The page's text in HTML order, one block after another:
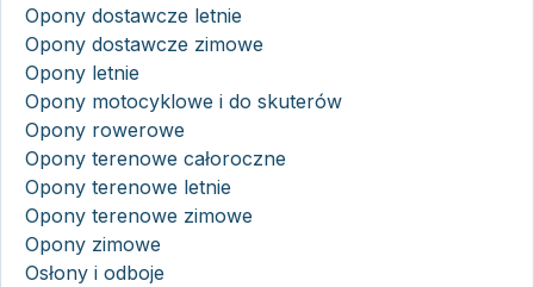
Opony dostawcze letnie
Opony dostawcze zimowe
Opony letnie
Opony motocyklowe i do skuterów
Opony rowerowe
Opony terenowe całoroczne
Opony terenowe letnie
Opony terenowe zimowe
Opony zimowe
Osłony i odboje